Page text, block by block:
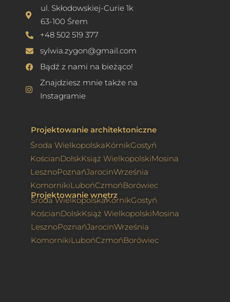
ul. Skłodowskiej-Curie 1k
63-100 Śrem
+48 502 519 377
sylwia.zygon@gmail.com
Bądź z nami na bieżąco!
Znajdziesz mnie także na
Instagramie
Projektowanie architektoniczne
Środa WielkopolskaKórnikGostyń
KościanDolskKsiąż WielkopolskiMosina
LesznoPoznańJarocinWrześnia
KomornikiLubońCzmońBorówiec
Projektowanie wnętrz
Środa WielkopolskaKórnikGostyń
KościanDolskKsiąż WielkopolskiMosina
LesznoPoznańJarocinWrześnia
KomornikiLubońCzmońBorówiec